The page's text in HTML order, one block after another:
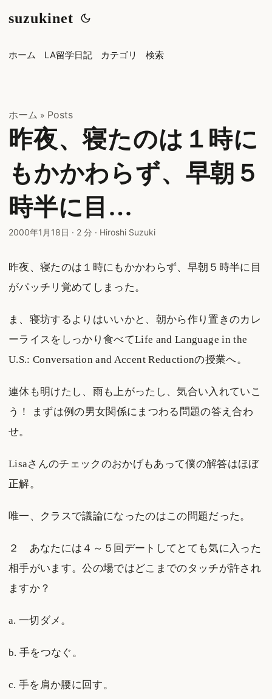
suzukinet
ホーム LA留学日記 カテゴリ 検索
ホーム » Posts
昨夜、寝たのは１時に
もかかわらず、早朝５
時半に目…
2000年1月18日 · 2 分 · Hiroshi Suzuki
昨夜、寝たのは１時にもかかわらず、早朝５時半に目
がパッチリ覚めてしまった。
ま、寝坊するよりはいいかと、朝から作り置きのカレ
ーライスをしっかり食べてLife and Language in the
U.S.: Conversation and Accent Reductionの授業へ。
連休も明けたし、雨も上がったし、気合い入れていこ
う！ まずは例の男女関係にまつわる問題の答え合わ
せ。
Lisaさんのチェックのおかげもあって僕の解答はほぼ
正解。
唯一、クラスで議論になったのはこの問題だった。
２ あなたには４～５回デートしてとても気に入った
相手がいます。公の場ではどこまでのタッチが許され
ますか？
a. 一切ダメ。
b. 手をつなぐ。
c. 手を肩か腰に回す。